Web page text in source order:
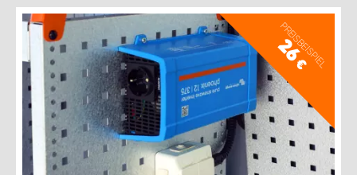
PREISBEISPIEL
26
€